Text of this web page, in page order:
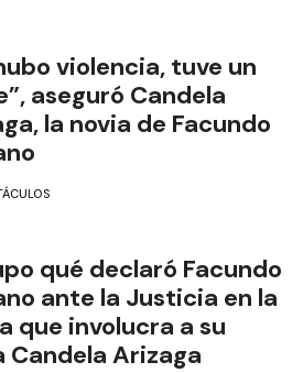
violencia, tuve un
aseguró Candela
la novia de Facundo
qué declaró Facundo
ante la Justicia en la
que involucra a su
Candela Arizaga